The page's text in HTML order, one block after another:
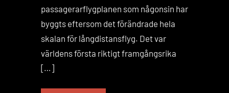
passagerarflygplanen som någonsin har
byggts eftersom det förändrade hela
skalan för långdistansflyg. Det var
världens första riktigt framgångsrika
[…]